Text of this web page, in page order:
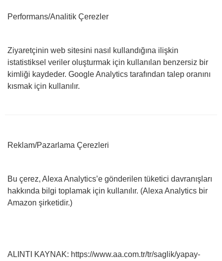
Performans/Analitik Çerezler
Ziyaretçinin web sitesini nasıl kullandığına ilişkin
istatistiksel veriler oluşturmak için kullanılan benzersiz bir
kimliği kaydeder. Google Analytics tarafından talep oranını
kısmak için kullanılır.
Reklam/Pazarlama Çerezleri
Bu çerez, Alexa Analytics’e gönderilen tüketici davranışları
hakkında bilgi toplamak için kullanılır. (Alexa Analytics bir
Amazon şirketidir.)
ALINTI KAYNAK: https://www.aa.com.tr/tr/saglik/yapay-